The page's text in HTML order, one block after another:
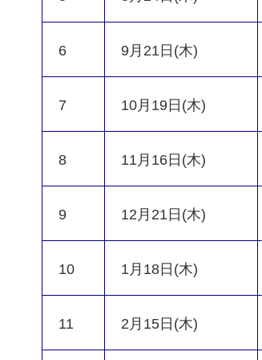
6 9月21日(木)
7 10月19日(木)
8 11月16日(木)
9 12月21日(木)
10 1月18日(木)
11 2月15日(木)